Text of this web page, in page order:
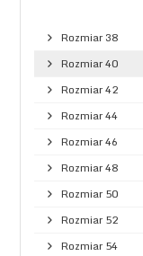
Rozmiar 38
Rozmiar 40
Rozmiar 42
Rozmiar 44
Rozmiar 46
Rozmiar 48
Rozmiar 50
Rozmiar 52
Rozmiar 54